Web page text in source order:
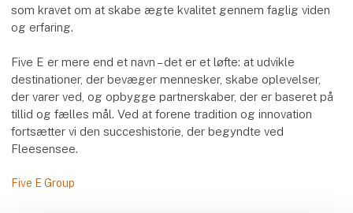
som kravet om at skabe ægte kvalitet gennem faglig viden
og erfaring.
Five E er mere end et navn – det er et løfte: at udvikle
destinationer, der bevæger mennesker, skabe oplevelser,
der varer ved, og opbygge partnerskaber, der er baseret på
tillid og fælles mål. Ved at forene tradition og innovation
fortsætter vi den succeshistorie, der begyndte ved
Fleesensee.
Five E Group